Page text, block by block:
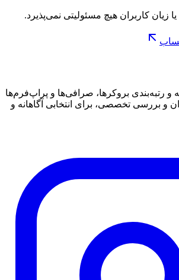
رتبه‌بندی بروکرها، صرافی‌ها و پراپ‌فرم‌ها
و بررسی تخصصی، برای انتخابی آگاهانه و